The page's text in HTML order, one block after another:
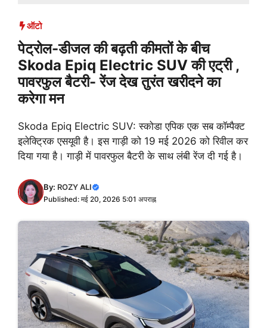
ऑटो
पेट्रोल-डीजल की बढ़ती कीमतों के बीच
Skoda Epiq Electric SUV की एट्री ,
पावरफुल बैटरी- रेंज देख तुरंत खरीदने का
करेगा मन
Skoda Epiq Electric SUV: स्कोडा एपिक एक सब कॉम्पैक्ट
इलेक्ट्रिक एसयूवी है। इस गाड़ी को 19 मई 2026 को रिवील कर
दिया गया है। गाड़ी में पावरफुल बैटरी के साथ लंबी रेंज दी गई है।
By: ROZY ALI
Published: मई 20, 2026 5:01 अपराह्न